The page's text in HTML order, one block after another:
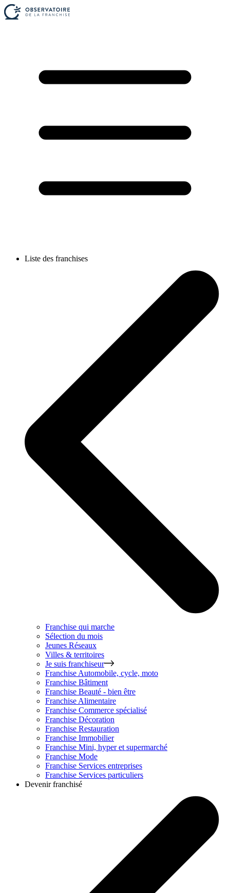
Liste des franchises
Franchise qui marche
Sélection du mois
Jeunes Réseaux
Villes & territoires
Je suis franchiseur
Franchise Automobile, cycle, moto
Franchise Bâtiment
Franchise Beauté - bien être
Franchise Alimentaire
Franchise Commerce spécialisé
Franchise Décoration
Franchise Restauration
Franchise Immobilier
Franchise Mini, hyper et supermarché
Franchise Mode
Franchise Services entreprises
Franchise Services particuliers
Devenir franchisé